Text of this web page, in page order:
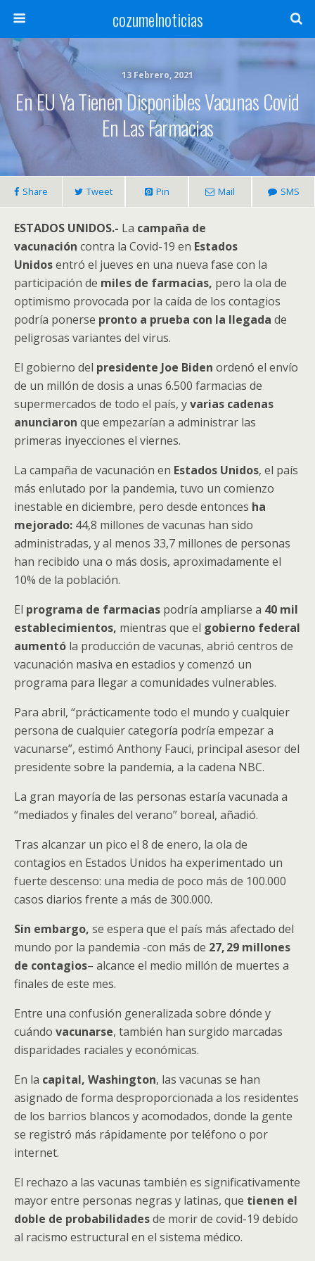
cozumelnoticias
13 Febrero, 2021
En EU Ya Tienen Disponibles Vacunas Covid
En Las Farmacias
Share Tweet Pin Mail SMS
ESTADOS UNIDOS.- La campaña de
vacunación contra la Covid-19 en Estados
Unidosentró el jueves en una nueva fase con la
participación de miles de farmacias, pero la ola de
optimismo provocada por la caída de los contagios
podría ponerse pronto a prueba con la llegada de
peligrosas variantes del virus.
El gobierno del presidente Joe Biden ordenó el envío
de un millón de dosis a unas 6.500 farmacias de
supermercados de todo el país, yvarias cadenas
anunciaron que empezarían a administrar las
primeras inyecciones el viernes.
La campaña de vacunación en Estados Unidos, el país
más enlutado por la pandemia, tuvo un comienzo
inestable en diciembre, pero desde entonces ha
mejorado: 44,8 millones de vacunas han sido
administradas, y al menos 33,7 millones de personas
han recibido una o más dosis, aproximadamente el
10% de la población.
El programa de farmacias podría ampliarse a 40 mil
establecimientos, mientras que el gobierno federal
aumentó la producción de vacunas, abrió centros de
vacunación masiva en estadios y comenzó un
programa para llegar a comunidades vulnerables.
Para abril, “prácticamente todo el mundo y cualquier
persona de cualquier categoría podría empezar a
vacunarse”, estimó Anthony Fauci, principal asesor del
presidente sobre la pandemia, a la cadena NBC.
La gran mayoría de las personas estaría vacunada a
“mediados y finales del verano” boreal, añadió.
Tras alcanzar un pico el 8 de enero, la ola de
contagios en Estados Unidos ha experimentado un
fuerte descenso: una media de poco más de 100.000
casos diarios frente a más de 300.000.
Sin embargo, se espera que el país más afectado del
mundo por la pandemia -con más de 27, 29 millones
de contagios– alcance el medio millón de muertes a
finales de este mes.
Entre una confusión generalizada sobre dónde y
cuándo vacunarse, también han surgido marcadas
disparidades raciales y económicas.
En la capital, Washington, las vacunas se han
asignado de forma desproporcionada a los residentes
de los barrios blancos y acomodados, donde la gente
se registró más rápidamente por teléfono o por
internet.
El rechazo a las vacunas también es significativamente
mayor entre personas negras y latinas, que tienen el
doble de probabilidadesde morir de covid-19 debido
al racismo estructural en el sistema médico.